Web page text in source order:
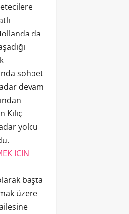
da
sohbet
devam
Kılıç
yolcu
ICIN
başta
üzere